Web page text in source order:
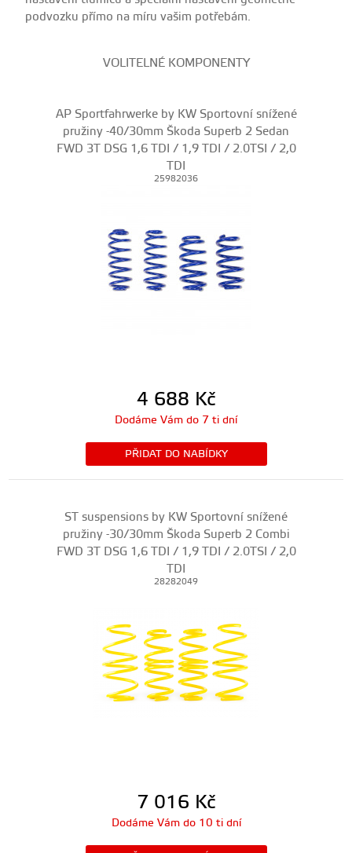
podvozku přímo na míru vašim potřebám.
VOLITELNÉ KOMPONENTY
AP Sportfahrwerke by KW Sportovní snížené
pružiny -40/30mm Škoda Superb 2 Sedan
FWD 3T DSG 1,6 TDI / 1,9 TDI / 2.0TSI / 2,0
TDI
25982036
4 688 Kč
Dodáme Vám do 7 ti dní
PŘIDAT DO NABÍDKY
ST suspensions by KW Sportovní snížené
pružiny -30/30mm Škoda Superb 2 Combi
FWD 3T DSG 1,6 TDI / 1,9 TDI / 2.0TSI / 2,0
TDI
28282049
7 016 Kč
Dodáme Vám do 10 ti dní